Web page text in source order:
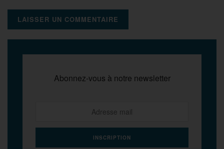
Abonnez-vous à notre newsletter